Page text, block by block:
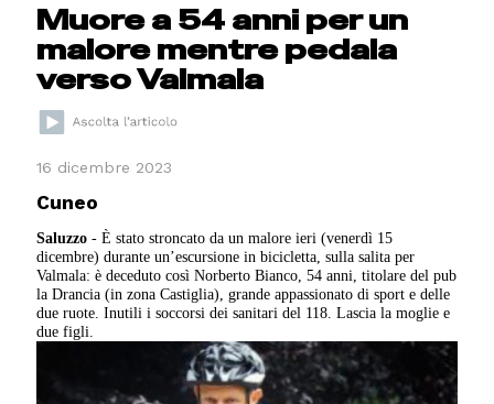
Muore a 54 anni per un
malore mentre pedala
verso Valmala
16 dicembre 2023
Cuneo
Saluzzo - È stato stroncato da un malore ieri (venerdì 15
dicembre) durante un’escursione in bicicletta, sulla salita per
Valmala: è deceduto così Norberto Bianco, 54 anni, titolare del pub
la Drancia (in zona Castiglia), grande appassionato di sport e delle
due ruote. Inutili i soccorsi dei sanitari del 118. Lascia la moglie e
due figli.